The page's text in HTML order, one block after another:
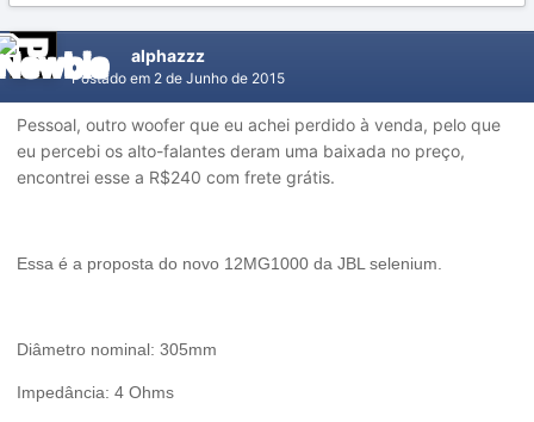
alphazzz
Postado em 2 de Junho de 2015
Pessoal, outro woofer que eu achei perdido à venda, pelo que
eu percebi os alto-falantes deram uma baixada no preço,
encontrei esse a R$240 com frete grátis.
Essa é a proposta do novo 12MG1000 da JBL selenium.
Diâmetro nominal: 305mm
Impedância: 4 Ohms